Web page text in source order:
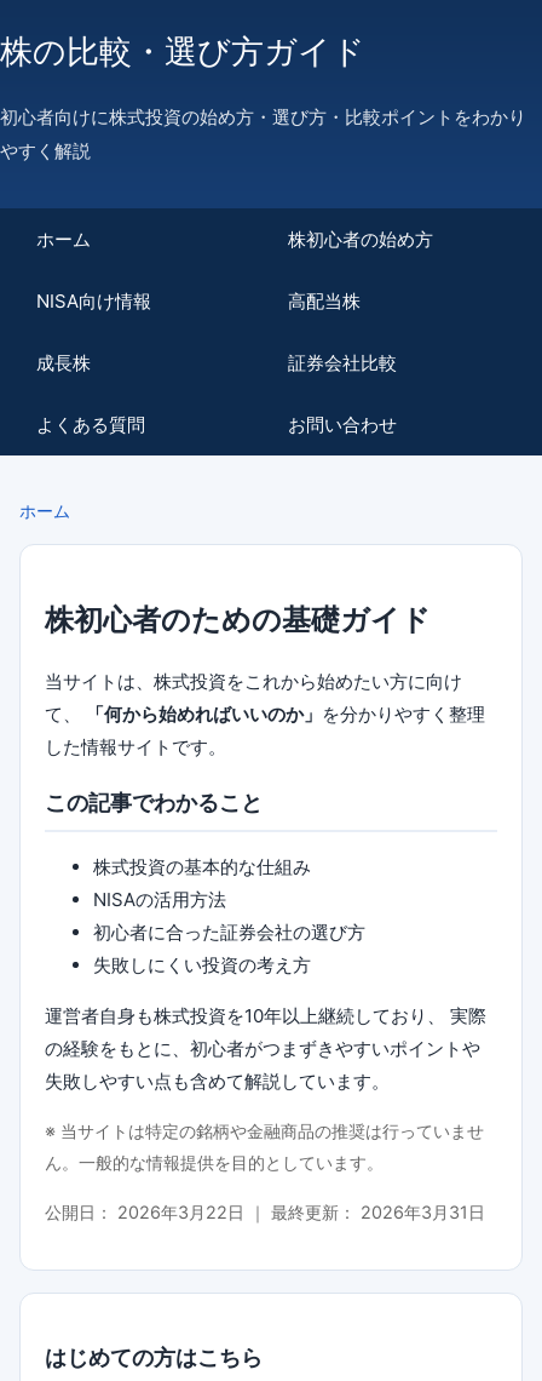
株の比較・選び方ガイド
初心者向けに株式投資の始め方・選び方・比較ポイントをわかり
やすく解説
ホーム 株初心者の始め方
NISA向け情報 高配当株
成長株 証券会社比較
よくある質問 お問い合わせ
ホーム
株初心者のための基礎ガイド
当サイトは、株式投資をこれから始めたい方に向け
て、
「何から始めればいいのか」 を分かりやすく整理
した情報サイトです。
この記事でわかること
株式投資の基本的な仕組み
NISAの活用方法
初心者に合った証券会社の選び方
失敗しにくい投資の考え方
運営者自身も株式投資を10年以上継続しており、 実際
の経験をもとに、初心者がつまずきやすいポイントや
失敗しやすい点も含めて解説しています。
※ 当サイトは特定の銘柄や金融商品の推奨は行っていませ
ん。一般的な情報提供を目的としています。
公開日： 2026年3月22日 ｜ 最終更新： 2026年3月31日
はじめての方はこちら